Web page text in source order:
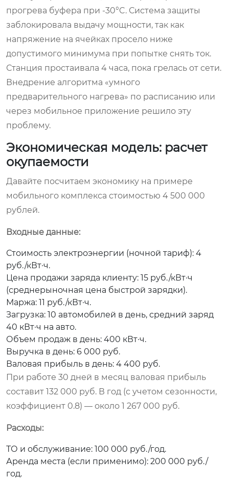
прогрева буфера при -30°C. Система защиты
заблокировала выдачу мощности, так как
напряжение на ячейках просело ниже
допустимого минимума при попытке снять ток.
Станция простаивала 4 часа, пока грелась от сети.
Внедрение алгоритма «умного
предварительного нагрева» по расписанию или
через мобильное приложение решило эту
проблему.
Экономическая модель: расчет
окупаемости
Давайте посчитаем экономику на примере
мобильного комплекса стоимостью 4 500 000
рублей.
Входные данные:
Стоимость электроэнергии (ночной тариф): 4
руб./кВт·ч.
Цена продажи заряда клиенту: 15 руб./кВт·ч
(среднерыночная цена быстрой зарядки).
Маржа: 11 руб./кВт·ч.
Загрузка: 10 автомобилей в день, средний заряд
40 кВт·ч на авто.
Объем продаж в день: 400 кВт·ч.
Выручка в день: 6 000 руб.
Валовая прибыль в день: 4 400 руб.
При работе 30 дней в месяц валовая прибыль
составит 132 000 руб. В год (с учетом сезонности,
коэффициент 0.8) — около 1 267 000 руб.
Расходы:
ТО и обслуживание: 100 000 руб./год.
Аренда места (если применимо): 200 000 руб./
год.